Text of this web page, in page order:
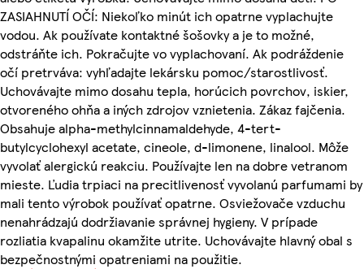
ZASIAHNUTÍ OČÍ: Niekoľko minút ich opatrne vyplachujte
vodou. Ak používate kontaktné šošovky a je to možné,
odstráňte ich. Pokračujte vo vyplachovaní. Ak podráždenie
očí pretrváva: vyhľadajte lekársku pomoc/starostlivosť.
Uchovávajte mimo dosahu tepla, horúcich povrchov, iskier,
otvoreného ohňa a iných zdrojov vznietenia. Zákaz fajčenia.
Obsahuje alpha-methylcinnamaldehyde, 4-tert-
butylcyclohexyl acetate, cineole, d-limonene, linalool. Môže
vyvolať alergickú reakciu. Používajte len na dobre vetranom
mieste. Ľudia trpiaci na precitlivenosť vyvolanú parfumami by
mali tento výrobok používať opatrne. Osviežovače vzduchu
nenahrádzajú dodržiavanie správnej hygieny. V prípade
rozliatia kvapalinu okamžite utrite. Uchovávajte hlavný obal s
bezpečnostnými opatreniami na použitie.